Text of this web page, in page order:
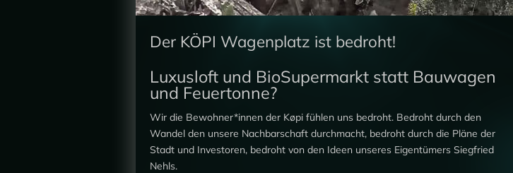
Der KÖPI Wagenplatz ist bedroht!
Luxusloft und BioSupermarkt statt Bauwagen
und Feuertonne?
Wir die Bewohner*innen der Køpi fühlen uns bedroht. Bedroht durch den
Wandel den unsere Nachbarschaft durchmacht, bedroht durch die Pläne der
Stadt und Investoren, bedroht von den Ideen unseres Eigentümers Siegfried
Nehls.